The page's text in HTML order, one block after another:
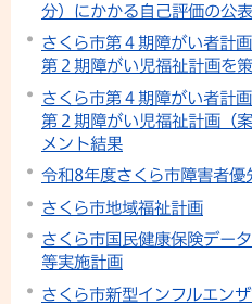
分）にかかる自己評価の公表
さくら市第４期障がい者計
第２期障がい児福祉計画を
さくら市第４期障がい者計
第２期障がい児福祉計画（
メント結果
令和8年度さくら市障害者優
さくら市地域福祉計画
さくら市国民健康保険デー
等実施計画
さくら市新型インフルエン